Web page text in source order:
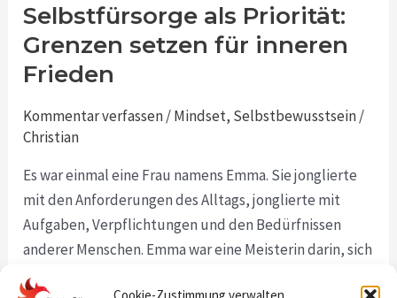
Cookie-Zustimmung verwalten
Selbstfürsorge als Priorität:
Grenzen setzen für inneren
Frieden
Kommentar verfassen/Mindset, Selbstbewusstsein/
Christian
Es war einmal eine Frau namens Emma. Sie jonglierte
mit den Anforderungen des Alltags, jonglierte mit
Aufgaben, Verpflichtungen und den Bedürfnissen
anderer Menschen. Emma war eine Meisterin darin, sich
um andere zu kümmern, aber sie vernachlässigte eine
Selbstfürsorge
als
Priorität:
Grenzen
setzen
für
Frieden